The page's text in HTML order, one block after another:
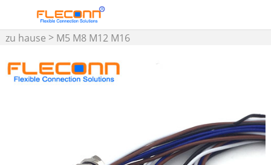
zu hause > M5 M8 M12 M16
Kabelbaugruppe>M8-
Einbausteckverbinder mit